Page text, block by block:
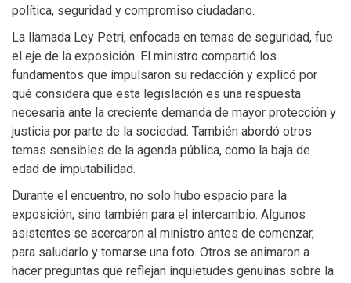
política, seguridad y compromiso ciudadano.
La llamada Ley Petri, enfocada en temas de seguridad, fue
el eje de la exposición. El ministro compartió los
fundamentos que impulsaron su redacción y explicó por
qué considera que esta legislación es una respuesta
necesaria ante la creciente demanda de mayor protección y
justicia por parte de la sociedad. También abordó otros
temas sensibles de la agenda pública, como la baja de
edad de imputabilidad.
Durante el encuentro, no solo hubo espacio para la
exposición, sino también para el intercambio. Algunos
asistentes se acercaron al ministro antes de comenzar,
para saludarlo y tomarse una foto. Otros se animaron a
hacer preguntas que reflejan inquietudes genuinas sobre la